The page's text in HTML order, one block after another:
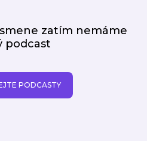
zatím nemáme
podcast
PODCASTY